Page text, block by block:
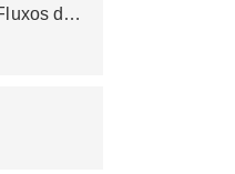
de